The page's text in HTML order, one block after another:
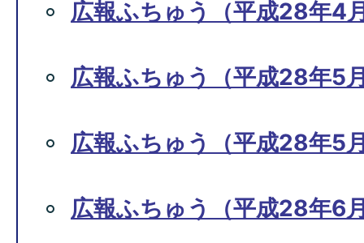
広報ふちゅう（平成28年4
広報ふちゅう（平成28年5
広報ふちゅう（平成28年5
広報ふちゅう（平成28年6